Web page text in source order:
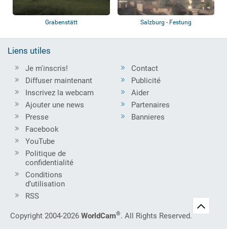
Grabenstätt
Salzburg - Festung
Liens utiles
Je m'inscris!
Diffuser maintenant
Inscrivez la webcam
Ajouter une news
Presse
Contact
Publicité
Aider
Partenaires
Bannieres
Facebook
YouTube
Politique de
confidentialité
Conditions
d’utilisation
RSS
Copyright 2004-2026 WorldCam®. All Rights Reserved.